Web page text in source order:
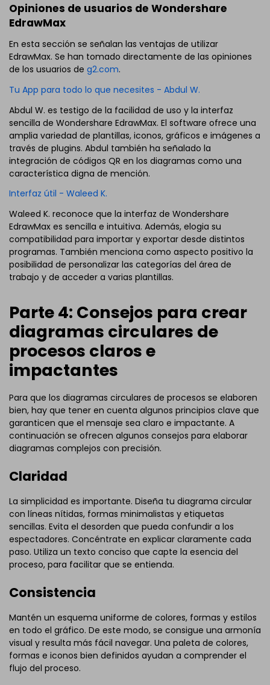
Opiniones de usuarios de Wondershare
EdrawMax
En esta sección se señalan las ventajas de utilizar
EdrawMax. Se han tomado directamente de las opiniones
de los usuarios de g2.com.
Tu App para todo lo que necesites - Abdul W.
Abdul W. es testigo de la facilidad de uso y la interfaz
sencilla de Wondershare EdrawMax. El software ofrece una
amplia variedad de plantillas, iconos, gráficos e imágenes a
través de plugins. Abdul también ha señalado la
integración de códigos QR en los diagramas como una
característica digna de mención.
Interfaz útil - Waleed K.
Waleed K. reconoce que la interfaz de Wondershare
EdrawMax es sencilla e intuitiva. Además, elogia su
compatibilidad para importar y exportar desde distintos
programas. También menciona como aspecto positivo la
posibilidad de personalizar las categorías del área de
trabajo y de acceder a varias plantillas.
Parte 4: Consejos para crear
diagramas circulares de
procesos claros e
impactantes
Para que los diagramas circulares de procesos se elaboren
bien, hay que tener en cuenta algunos principios clave que
garanticen que el mensaje sea claro e impactante. A
continuación se ofrecen algunos consejos para elaborar
diagramas complejos con precisión.
Claridad
La simplicidad es importante. Diseña tu diagrama circular
con líneas nítidas, formas minimalistas y etiquetas
sencillas. Evita el desorden que pueda confundir a los
espectadores. Concéntrate en explicar claramente cada
paso. Utiliza un texto conciso que capte la esencia del
proceso, para facilitar que se entienda.
Consistencia
Mantén un esquema uniforme de colores, formas y estilos
en todo el gráfico. De este modo, se consigue una armonía
visual y resulta más fácil navegar. Una paleta de colores,
formas e iconos bien definidos ayudan a comprender el
flujo del proceso.